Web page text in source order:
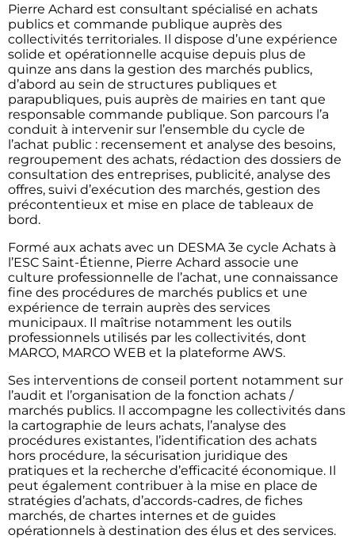
Pierre Achard est consultant spécialisé en achats
publics et commande publique auprès des
collectivités territoriales. Il dispose d’une expérience
solide et opérationnelle acquise depuis plus de
quinze ans dans la gestion des marchés publics,
d’abord au sein de structures publiques et
parapubliques, puis auprès de mairies en tant que
responsable commande publique. Son parcours l’a
conduit à intervenir sur l’ensemble du cycle de
l’achat public : recensement et analyse des besoins,
regroupement des achats, rédaction des dossiers de
consultation des entreprises, publicité, analyse des
offres, suivi d’exécution des marchés, gestion des
précontentieux et mise en place de tableaux de
bord.
Formé aux achats avec un DESMA 3e cycle Achats à
l’ESC Saint-Étienne, Pierre Achard associe une
culture professionnelle de l’achat, une connaissance
fine des procédures de marchés publics et une
expérience de terrain auprès des services
municipaux. Il maîtrise notamment les outils
professionnels utilisés par les collectivités, dont
MARCO, MARCO WEB et la plateforme AWS.
Ses interventions de conseil portent notamment sur
l’audit et l’organisation de la fonction achats /
marchés publics. Il accompagne les collectivités dans
la cartographie de leurs achats, l’analyse des
procédures existantes, l’identification des achats
hors procédure, la sécurisation juridique des
pratiques et la recherche d’efficacité économique. Il
peut également contribuer à la mise en place de
stratégies d’achats, d’accords-cadres, de fiches
marchés, de chartes internes et de guides
opérationnels à destination des élus et des services.